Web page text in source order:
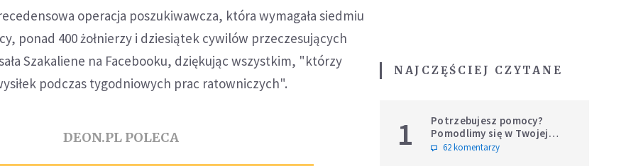
operacja poszukiwawcza, która wymagała siedmiu
ponad 400 żołnierzy i dziesiątek cywilów przeczesujących
Szakaliene na Facebooku, dziękując wszystkim, "którzy
podczas tygodniowych prac ratowniczych".
DEON.PL POLECA
NAJCZĘŚCIEJ CZYTANE
1
Potrzebujesz pomocy?
Pomodlimy się w Twojej
intencji
62 komentarzy